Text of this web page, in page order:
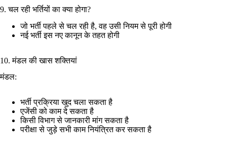
9. चल रही भर्तियों का क्या होगा?
जो भर्ती पहले से चल रही है, वह उसी नियम से पूरी होगी
नई भर्ती इस नए कानून के तहत होगी
10. मंडल की खास शक्तियां
मंडल:
भर्ती प्रक्रिया खुद चला सकता है
एजेंसी को काम दे सकता है
किसी विभाग से जानकारी मांग सकता है
परीक्षा से जुड़े सभी काम नियंत्रित कर सकता है